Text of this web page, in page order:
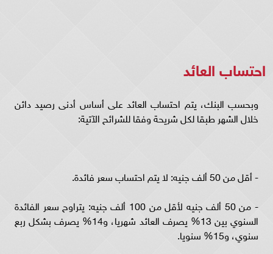
احتساب العائد
وبحسب البنك، يتم احتساب العائد على أساس أدنى رصيد دائن
خلال الشهر طبقا لكل شريحة وفقا للشرائح الآتية:
- أقل من 50 ألف جنيه: لا يتم احتساب سعر فائدة.
- من 50 ألف جنيه لأقل من 100 ألف جنيه: يتراوح سعر الفائدة
السنوي بين 13% يصرف العائد شهريا، و14% يصرف بشكل ربع
سنوي، و15% سنويا.